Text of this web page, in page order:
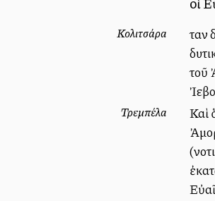
Κολιτσάρα
τοῦ
Τρεμπέλα
Καὶ